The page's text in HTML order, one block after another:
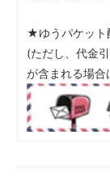
★ゆうパケット
(ただし、代金
が含まれる場合